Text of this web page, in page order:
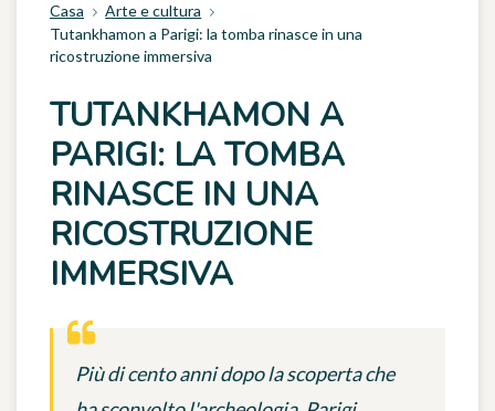
Casa
Arte e cultura
Tutankhamon a Parigi: la tomba rinasce in una
ricostruzione immersiva
TUTANKHAMON A
PARIGI: LA TOMBA
RINASCE IN UNA
RICOSTRUZIONE
IMMERSIVA
Più di cento anni dopo la scoperta che